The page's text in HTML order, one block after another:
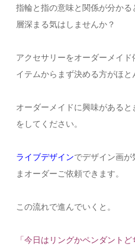
指輪と指の意味と関係が分か
層深まる気はしませんか？
アクセサリーをオーダーメイ
イテムからまず決める方がほと
オーダーメイドに興味がある
をしてください。
ライブデザインでデザイン画が
まオーダーご依頼できます。
この流れで進んでいくと。
「今日はリングかペンダント